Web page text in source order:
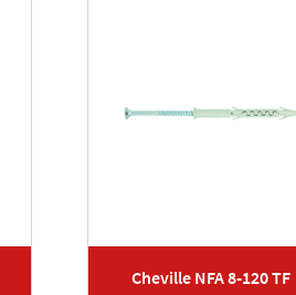
Cheville NFA 8-120 TF